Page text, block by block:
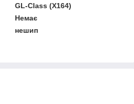
GL-Class (X164)
Немає
нешип